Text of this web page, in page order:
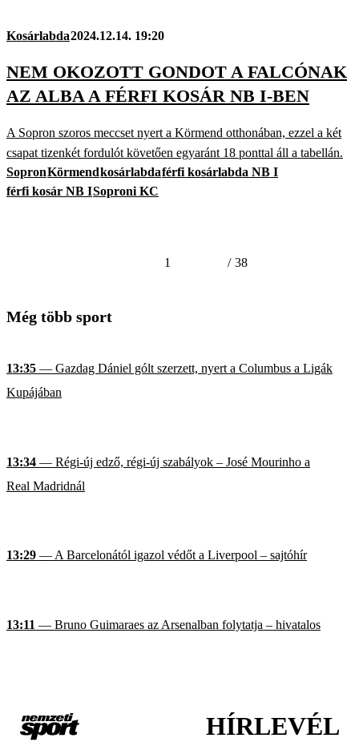
Kosárlabda2024.12.14. 19:20
NEM OKOZOTT GONDOT A FALCÓNAK
AZ ALBA A FÉRFI KOSÁR NB I-BEN
A Sopron szoros meccset nyert a Körmend otthonában, ezzel a két
csapat tizenkét fordulót követően egyaránt 18 ponttal áll a tabellán.
SopronKörmendkosárlabdaférfi kosárlabda NB I
férfi kosár NB ISoproni KC
1 / 38
Még több sport
13:35 — Gazdag Dániel gólt szerzett, nyert a Columbus a Ligák
Kupájában
13:34 — Régi-új edző, régi-új szabályok – José Mourinho a
Real Madridnál
13:29 — A Barcelonától igazol védőt a Liverpool – sajtóhír
13:11 — Bruno Guimaraes az Arsenalban folytatja – hivatalos
HÍRLEVÉL